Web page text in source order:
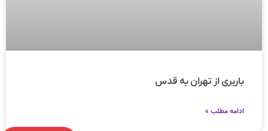
باربری از تهران به قدس
ادامه مطلب »